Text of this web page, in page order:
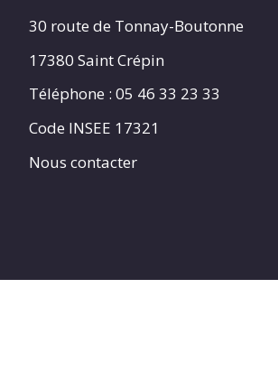
30 route de Tonnay-Boutonne
17380 Saint Crépin
Téléphone : 05 46 33 23 33
Code INSEE 17321
Nous contacter